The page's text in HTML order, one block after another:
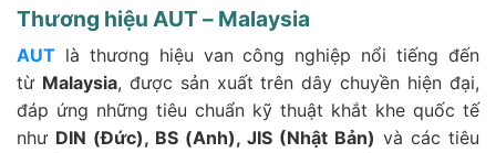
Thương hiệu AUT – Malaysia
AUT là thương hiệu van công nghiệp nổi tiếng đến
từ Malaysia, được sản xuất trên dây chuyền hiện đại,
đáp ứng những tiêu chuẩn kỹ thuật khắt khe quốc tế
như DIN (Đức), BS (Anh), JIS (Nhật Bản) và các tiêu